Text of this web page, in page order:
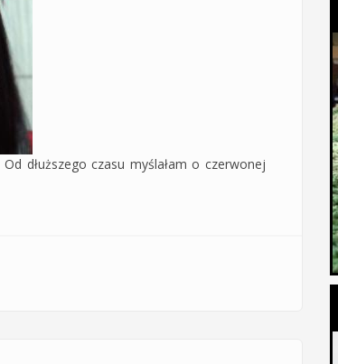
dłuższego czasu myślałam o czerwonej
Montibello